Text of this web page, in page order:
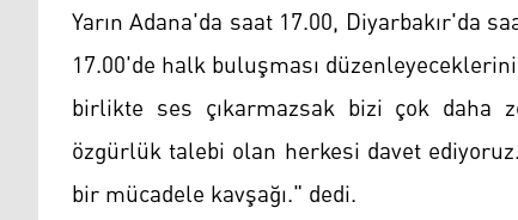
Yarın Adana'da saat 17.00, Diyarbakır'da
17.00'de halk buluşması
birlikte ses çıkarmazsak bizi çok
özgürlük talebi olan herkesi davet
bir mücadele kavşağı." dedi.